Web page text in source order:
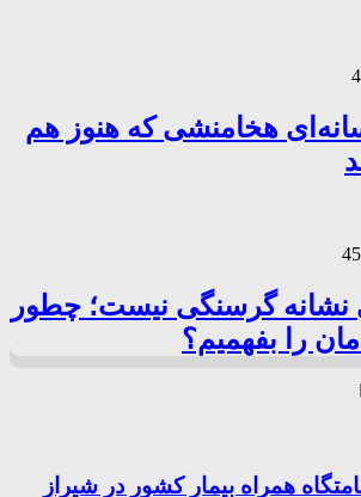
4
هخامنشی که هنوز هم
45
نشانه گرسنگی نیست؛ چطور
را بفهمیم؟
همراه بیمار کشور در شیراز